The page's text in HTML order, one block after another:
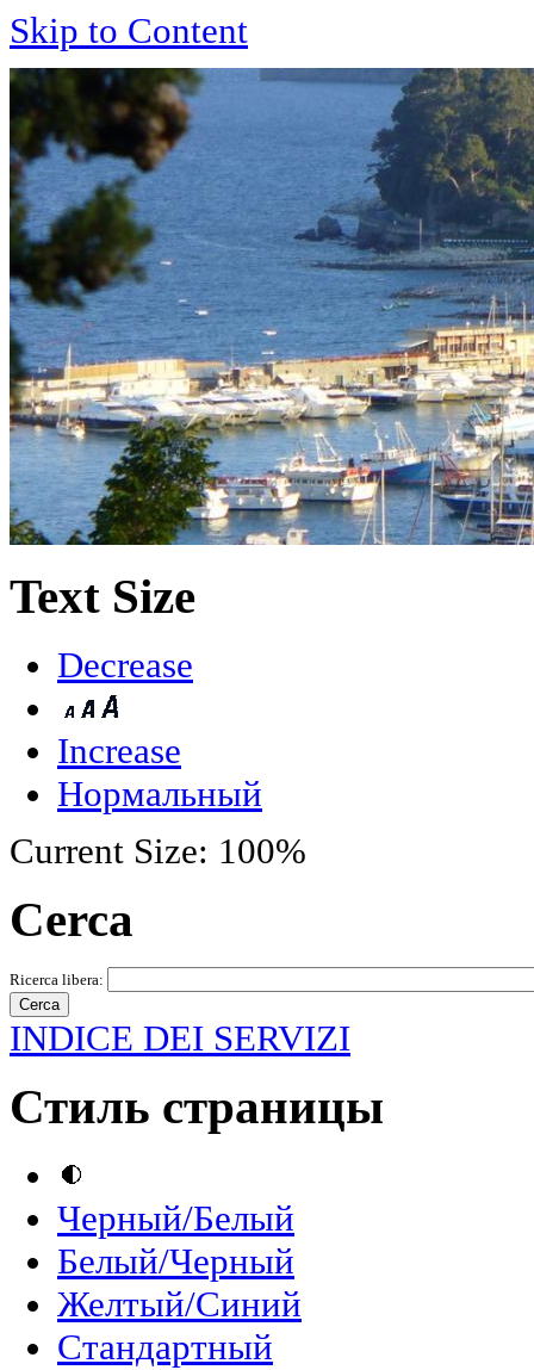
Skip to Content
Text Size
Decrease
Increase
Нормальный
Current Size: 100%
Cerca
Ricerca libera:
INDICE DEI SERVIZI
Стиль страницы
Черный/Белый
Белый/Черный
Желтый/Синий
Стандартный